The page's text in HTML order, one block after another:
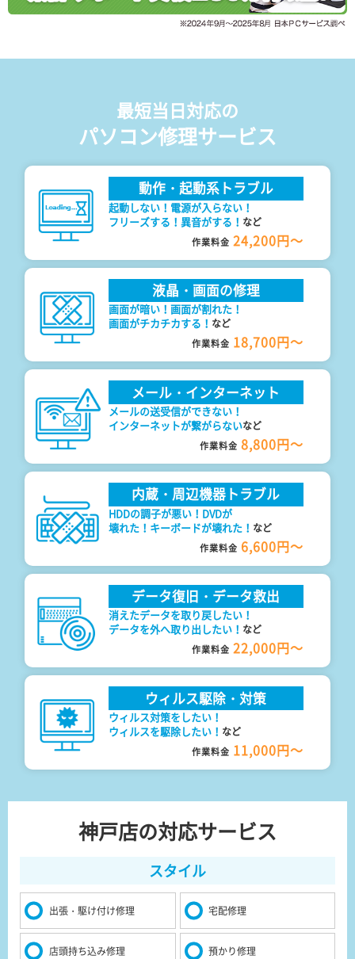
最短当日対応の
パソコン修理サービス
動作・起動系トラブル
起動しない！電源が入らない！
フリーズする！異音がする！ など
作業料金 24,200円～
液晶・画面の修理
画面が暗い！画面が割れた！
画面がチカチカする！ など
作業料金 18,700円～
メール・インターネット
メールの送受信ができない！
インターネットが繋がらないなど
作業料金 8,800円～
内蔵・周辺機器トラブル
HDDの調子が悪い！DVDが
壊れた！キーボードが壊れた！ など
作業料金 6,600円～
データ復旧・データ救出
消えたデータを取り戻したい！
データを外へ取り出したい！ など
作業料金 22,000円～
ウィルス駆除・対策
ウィルス対策をしたい！
ウィルスを駆除したい！ など
作業料金 11,000円～
神戸店の対応サービス
スタイル
出張・駆け付け修理 宅配修理
店頭持ち込み修理 預かり修理